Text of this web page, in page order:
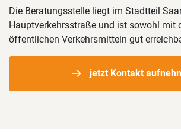
Die Beratungsstelle liegt im Stadtteil
Hauptverkehrsstraße und ist sowohl mit
öffentlichen Verkehrsmitteln gut
jetzt Kontakt